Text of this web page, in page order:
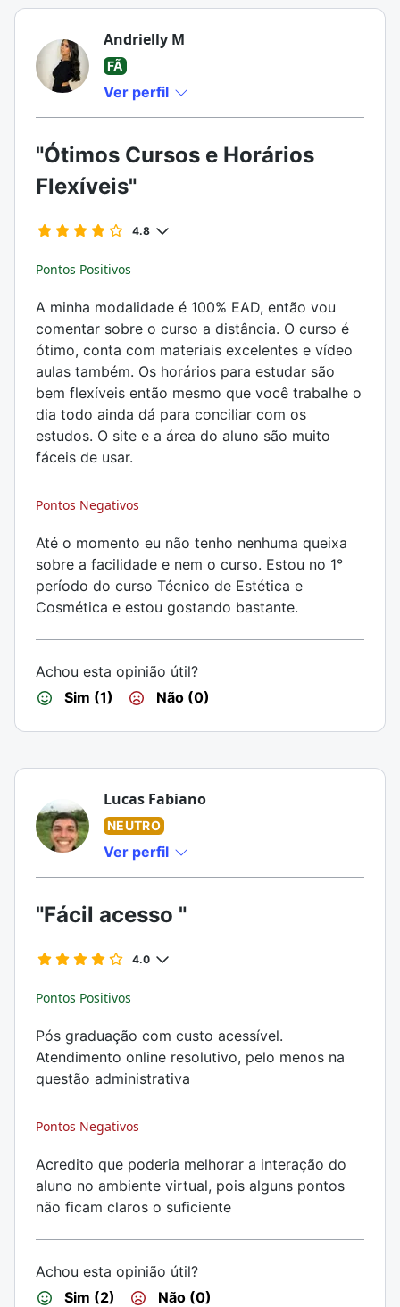
Andrielly M
FÃ
Ver perfil
"Ótimos Cursos e Horários
Flexíveis"
4.8
Pontos Positivos
A minha modalidade é 100% EAD, então vou
comentar sobre o curso a distância. O curso é
ótimo, conta com materiais excelentes e vídeo
aulas também. Os horários para estudar são
bem flexíveis então mesmo que você trabalhe o
dia todo ainda dá para conciliar com os
estudos. O site e a área do aluno são muito
fáceis de usar.
Pontos Negativos
Até o momento eu não tenho nenhuma queixa
sobre a facilidade e nem o curso. Estou no 1°
período do curso Técnico de Estética e
Cosmética e estou gostando bastante.
Achou esta opinião útil?
Sim (1)
Não (0)
Lucas Fabiano
NEUTRO
Ver perfil
"Fácil acesso "
4.0
Pontos Positivos
Pós graduação com custo acessível.
Atendimento online resolutivo, pelo menos na
questão administrativa
Pontos Negativos
Acredito que poderia melhorar a interação do
aluno no ambiente virtual, pois alguns pontos
não ficam claros o suficiente
Achou esta opinião útil?
Sim (2)
Não (0)